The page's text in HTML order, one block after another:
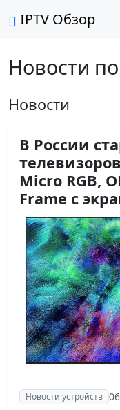
IPTV Обзор
Новости
Новости
В России
Micro RGB,
Frame с
Новости устройств